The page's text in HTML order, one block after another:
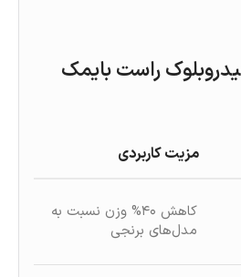
راست بایمک
مزیت کاربردی
کاهش ۴۰% وزن نسبت به
مدل‌های برنجی